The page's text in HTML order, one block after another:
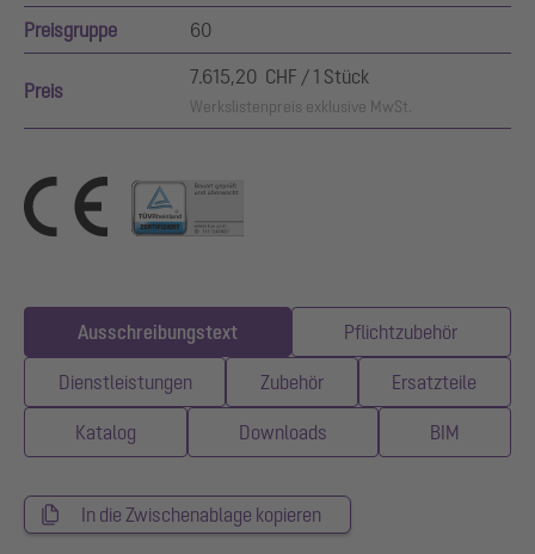
Preisgruppe 60
Preis
7.615,20 CHF / 1 Stück
Werkslistenpreis exklusive MwSt.
Ausschreibungstext Pflichtzubehör
Dienstleistungen Zubehör Ersatzteile
Katalog Downloads BIM
In die Zwischenablage kopieren